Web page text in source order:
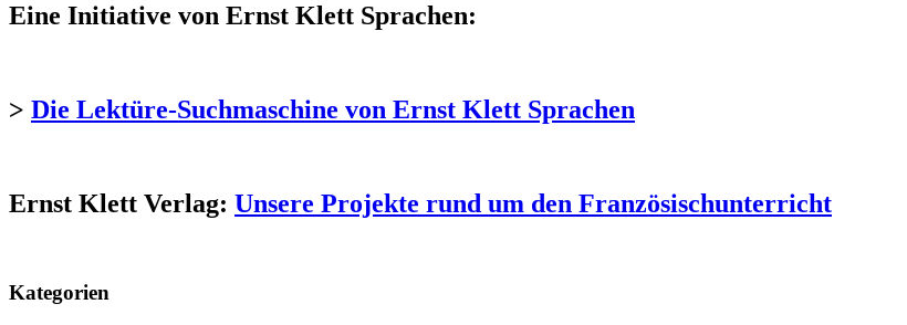
Eine Initiative von Ernst Klett Sprachen:
> Die Lektüre-Suchmaschine von Ernst Klett Sprachen
Ernst Klett Verlag: Unsere Projekte rund um den Französischunterricht
Kategorien